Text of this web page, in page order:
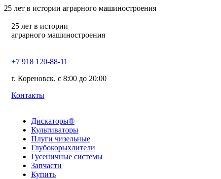
25 лет в истории аграрного машиностроения
25 лет в истории
аграрного машиностроения
+7 918 120-88-11
г. Кореновск. c 8:00 до 20:00
Контакты
Дискаторы®
Культиваторы
Плуги чизельные
Глубокорыхлители
Гусеничные системы
Запчасти
Купить